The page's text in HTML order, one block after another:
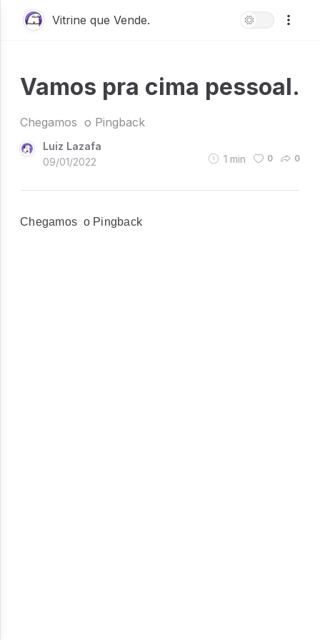
Vitrine que Vende.
Vamos pra cima pessoal.
Chegamos o Pingback
Luiz Lazafa
09/01/2022
1 min 0 0
Chegamos o Pingback